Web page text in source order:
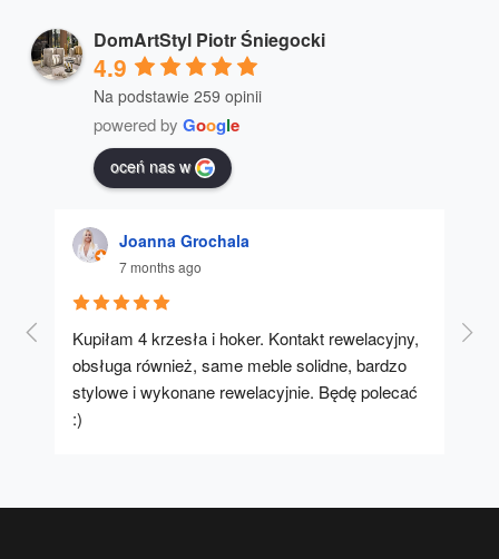
DomArtStyl Piotr Śniegocki
4.9
Na podstawie 259 opinii
powered by Google
oceń nas w
Joanna Grochala
7 months ago
Kupiłam 4 krzesła i hoker. Kontakt rewelacyjny,
obsługa również, same meble solidne, bardzo
stylowe i wykonane rewelacyjnie. Będę polecać
:)
A